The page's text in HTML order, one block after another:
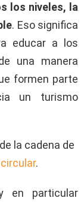
los niveles, la
. Eso significa
educar a los
una manera
formen parte
un turismo
la cadena de
.
en particular